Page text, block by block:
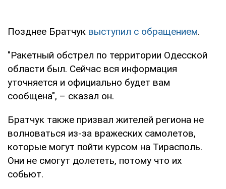
Позднее Братчук выступил с обращением.
"Ракетный обстрел по территории Одесской
области был. Сейчас вся информация
уточняется и официально будет вам
сообщена", – сказал он.
Братчук также призвал жителей региона не
волноваться из-за вражеских самолетов,
которые могут пойти курсом на Тирасполь.
Они не смогут долететь, потому что их
собьют.